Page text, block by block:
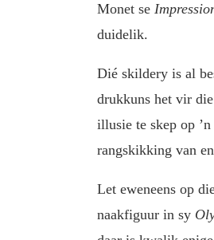
Monet se
duidelik.
Dié skildery is al
drukkuns het vir
illusie te skep op
rangskikking van
Let eweneens op
naakfiguur in sy